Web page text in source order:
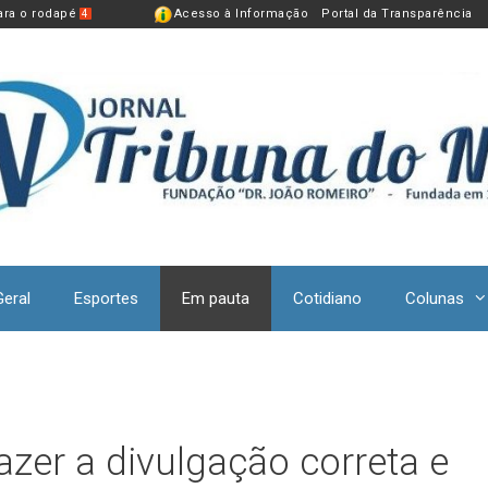
o rodapé 4 Acesso à Informação Portal da Transparência
Esportes Em pauta Cotidiano Colunas
a divulgação correta e